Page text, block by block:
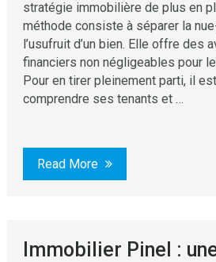
stratégie immobilière de plus en
méthode consiste à séparer la
l’usufruit d’un bien. Elle offre des
financiers non négligeables pour
Pour en tirer pleinement parti, il
comprendre ses tenants et …
Read More
Immobilier Pinel :